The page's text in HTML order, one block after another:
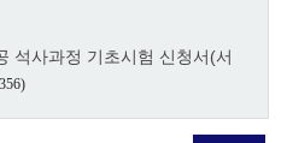
석사과정 기초시험 신청서(서